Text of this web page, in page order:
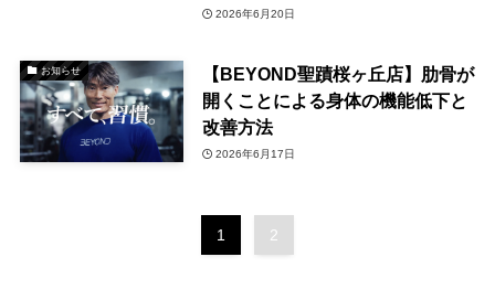
2026年6月20日
お知らせ
【BEYOND聖蹟桜ヶ丘店】肋骨が
開くことによる身体の機能低下と
改善方法
2026年6月17日
1 2